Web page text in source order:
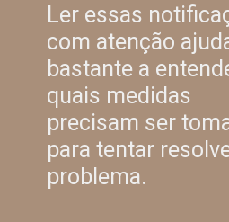
Ler essas
com atenção
bastante a
quais medidas
precisam ser
para tentar
problema.